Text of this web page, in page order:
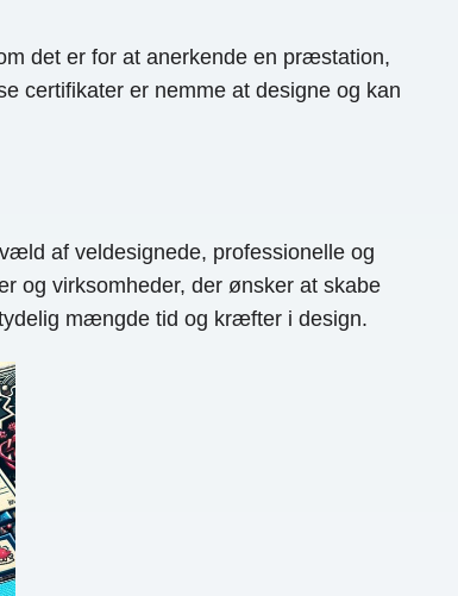
det er for at anerkende en præstation,
certifikater er nemme at designe og kan
af veldesignede, professionelle og
og virksomheder, der ønsker at skabe
mængde tid og kræfter i design.